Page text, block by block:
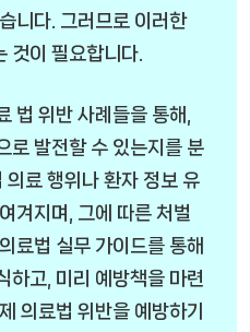
니다. 그러므로 이러한
것이 필요합니다.
법 위반 사례들을 통해,
로 발전할 수 있는지를 분
의료 행위나 환자 정보 유
겨지며, 그에 따른 처벌
료법 실무 가이드를 통해
하고, 미리 예방책을 마련
의료법 위반을 예방하기